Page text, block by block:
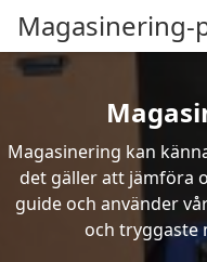
Magasinering-
Magasinering kan
det gäller att jämföra
guide och använder
och tryggaste